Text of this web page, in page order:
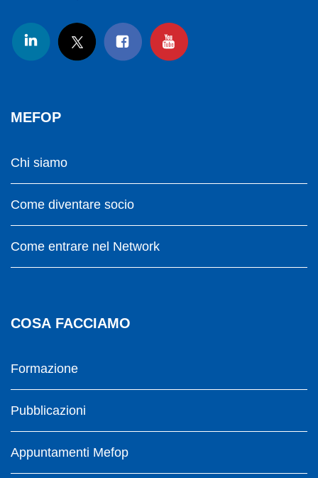
MEFOP
Chi siamo
Come diventare socio
Come entrare nel Network
COSA FACCIAMO
Formazione
Pubblicazioni
Appuntamenti Mefop